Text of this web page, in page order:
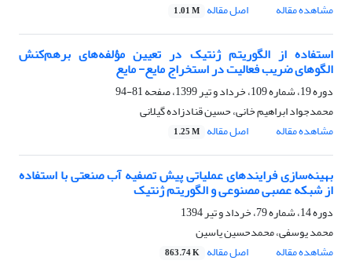
مشاهده مقاله
اصل مقاله 1.01 M
استفاده از الگوریتم ژنتیک در تعیین مؤلفه‌های برهم‌کنش
الگو‌های ضریب فعالیت در استخراج مایع- مایع
دوره 19، شماره 109، خرداد و تیر 1399، صفحه
81-94
محمدجواد ابراهیم خانی، حسین قنادزاده گیلانی
مشاهده مقاله
اصل مقاله 1.25 M
بهینه‌سازی فرایندهای عملیاتی پیش تصفیه آب صنعتی با استفاده
از شبکه عصبی مصنوعی و الگوریتم ژنتیک
دوره 14، شماره 79، خرداد و تیر 1394
محمد یوسفی، محمدحسین یاسین
مشاهده مقاله
اصل مقاله 863.74 K